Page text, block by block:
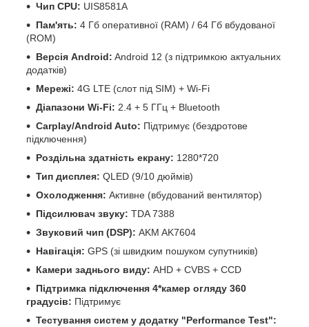
Чип CPU: UIS8581A
Пам'ять: 4 Гб оперативної (RAM) / 64 Гб вбудованої
(ROM)
Версія Android: Android 12 (з підтримкою актуальних
додатків)
Мережі: 4G LTE (слот під SIM) + Wi-Fi
Діапазони Wi-Fi: 2.4 + 5 ГГц + Bluetooth
Carplay/Android Auto: Підтримує (бездротове
підключення)
Роздільна здатність екрану: 1280*720
Тип дисплея: QLED (9/10 дюймів)
Охолодження: Активне (вбудований вентилятор)
Підсилювач звуку: TDA 7388
Звуковий чип (DSP): AKM AK7604
Навігація: GPS (зі швидким пошуком супутників)
Камери заднього виду: AHD + CVBS + CCD
Підтримка підключення 4*камер огляду 360
градусів: Підтримує
Тестування систем у додатку "Performance Test":